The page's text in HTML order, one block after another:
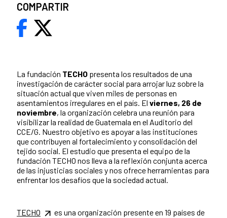
La fundación TECHO presenta los resultados de una
investigación de carácter social para arrojar luz sobre la
situación actual que viven miles de personas en
asentamientos irregulares en el país. El viernes, 26 de
noviembre, la organización celebra una reunión para
visibilizarla realidad de Guatemala en el Auditorio del
CCE/G. Nuestro objetivo es apoyar a las instituciones
que contribuyen al fortalecimiento y consolidación del
tejido social. El estudio que presenta el equipo de la
fundación TECHO nos lleva a la reflexión conjunta acerca
de las injusticias sociales y nos ofrece herramientas para
enfrentar los desafíos que la sociedad actual.
TECHO
es una organización presente en 19 países de
COMPARTIR